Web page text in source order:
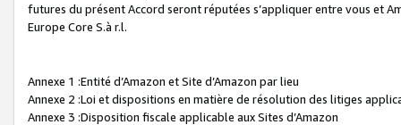
futures du présent Accord seront réputées s’appliquer entre vous et
Europe Core S.à r.l.
Annexe 1 :Entité d’Amazon et Site d’Amazon par lieu
Annexe 2 :Loi et dispositions en matière de résolution des litiges
Annexe 3 :Disposition fiscale applicable aux Sites d’Amazon